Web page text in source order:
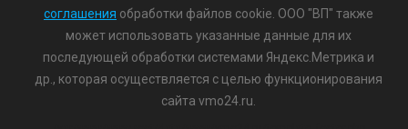
соглашения обработки файлов cookie. ООО "ВП" также
может использовать указанные данные для их
последующей обработки системами Яндекс.Метрика и
др., которая осуществляется с целью функционирования
сайта vmo24.ru.